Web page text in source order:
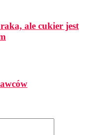
ale cukier jest